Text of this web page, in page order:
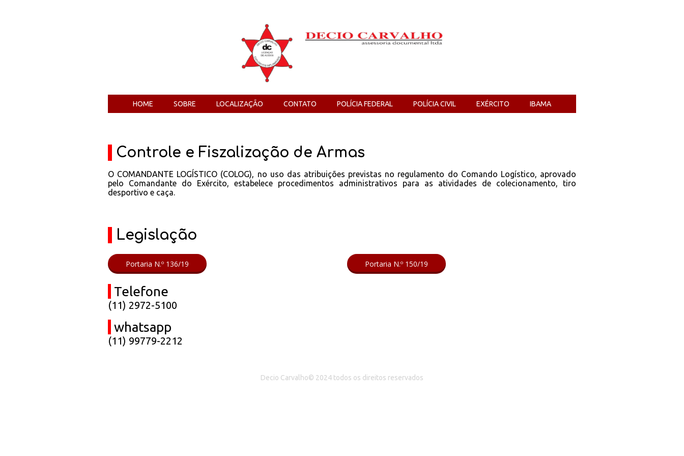
HOME SOBRE LOCALIZAÇÃO CONTATO POLÍCIA FEDERAL POLÍCIA CIVIL EXÉRCITO IBAMA
Controle e Fiszalização de Armas
O COMANDANTE LOGÍSTICO (COLOG), no uso das atribuições previstas no regulamento do Comando Logístico, aprovado
pelo Comandante do Exército, estabelece procedimentos administrativos para as atividades de colecionamento, tiro
desportivo e caça.
Legislação
Portaria N.º 136/19 Portaria N.º 150/19
Telefone
(11) 2972-5100
whatsapp
(11) 99779-2212
Decio Carvalho© 2024 todos os direitos reservados